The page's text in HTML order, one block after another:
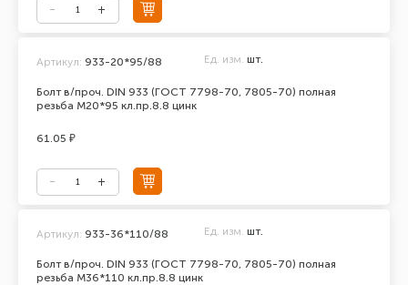
Болт в/проч. DIN 933 (ГОСТ 7798-70, 7805-70) полная
резьба М20*95 кл.пр.8.8 цинк
Артикул: 933-20*95/88 Ед. изм. шт.
61.05 ₽
Болт в/проч. DIN 933 (ГОСТ 7798-70, 7805-70) полная
резьба М36*110 кл.пр.8.8 цинк
Артикул: 933-36*110/88 Ед. изм. шт.